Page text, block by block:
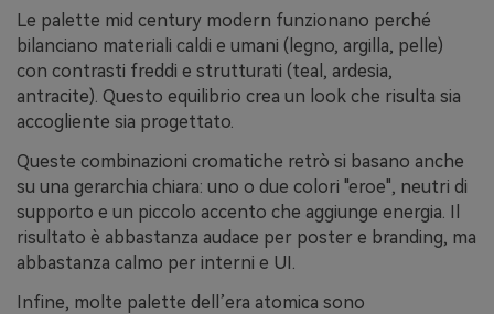
Le palette mid century modern funzionano perché
bilanciano materiali caldi e umani (legno, argilla, pelle)
con contrasti freddi e strutturati (teal, ardesia,
antracite). Questo equilibrio crea un look che risulta sia
accogliente sia progettato.
Queste combinazioni cromatiche retrò si basano anche
su una gerarchia chiara: uno o due colori "eroe", neutri di
supporto e un piccolo accento che aggiunge energia. Il
risultato è abbastanza audace per poster e branding, ma
abbastanza calmo per interni e UI.
Infine, molte palette dell’era atomica sono